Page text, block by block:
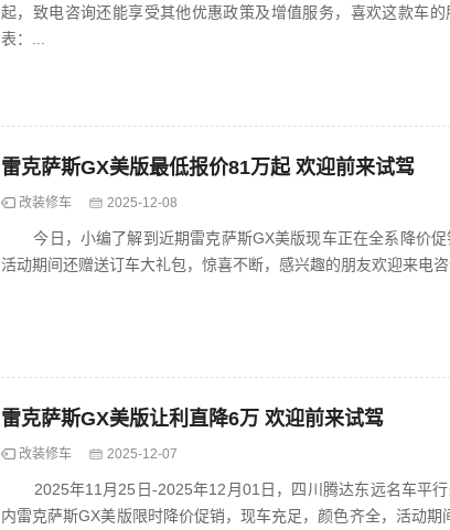
起，致电咨询还能享受其他优惠政策及增值服务，喜欢这款车
表：...
雷克萨斯GX美版最低报价81万起 欢迎前来试驾
改装修车 2025-12-08
今日，小编了解到近期雷克萨斯GX美版现车正在全系降价促
活动期间还赠送订车大礼包，惊喜不断，感兴趣的朋友欢迎来电
雷克萨斯GX美版让利直降6万 欢迎前来试驾
改装修车 2025-12-07
2025年11月25日-2025年12月01日，四川腾达东远名车平行
内雷克萨斯GX美版限时降价促销，现车充足，颜色齐全，活动